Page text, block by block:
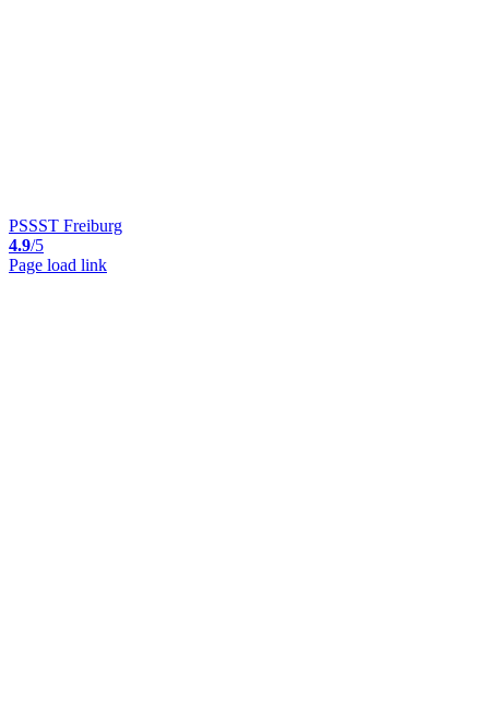
PSSST Freiburg
4.9/5
Page load link